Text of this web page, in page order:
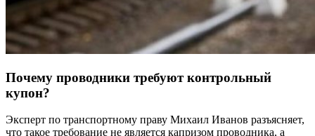
Почему проводники требуют контрольный
купон?
Эксперт по транспортному праву Михаил Иванов разъясняет,
что такое требование не является капризом проводника, а